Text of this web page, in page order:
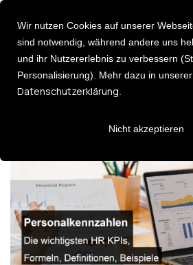
Consulting Services
AI Impact Modelling
Change Management
Fehlzeiten Management
Über uns
Deutsch [DE]
English [EN]
Personalkennzahlen:
wichtigsten HR KPIs in
Wir nutzen Cookies auf unserer
sind notwendig, während andere uns
und ihr Nutzererlebnis zu verbessern
Personalisierung). Mehr dazu in unserer
Datenschutzerklärung
Nicht akzeptieren